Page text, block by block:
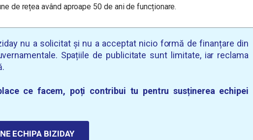
de rețea având aproape 50 de ani de funcționare.
nu a solicitat și nu a acceptat nicio formă de finanțare din
Spațiile de publicitate sunt limitate, iar reclama
ce facem, poți contribui tu pentru susținerea echipei
ECHIPA BIZIDAY